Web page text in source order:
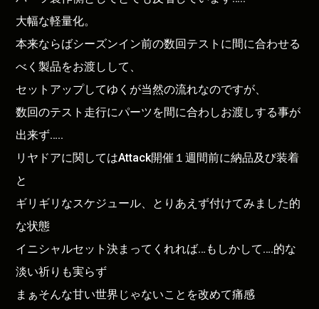
大幅な軽量化。
本来ならばシーズンイン前の数回テストに間に合わせる
べく製品をお渡しして、
セットアップしてゆくが当然の流れなのですが、
数回のテスト走行にパーツを間に合わしお渡しする事が
出来ず…..
リヤドアに関してはAttack開催１週間前に納品及び装着
と
ギリギリなスケジュール、とりあえず付けてみました的
な状態
イニシャルセット決まってくれれば…もしかして….的な
淡い祈りも実らず
まぁそんな甘い世界じゃないことを改めて痛感